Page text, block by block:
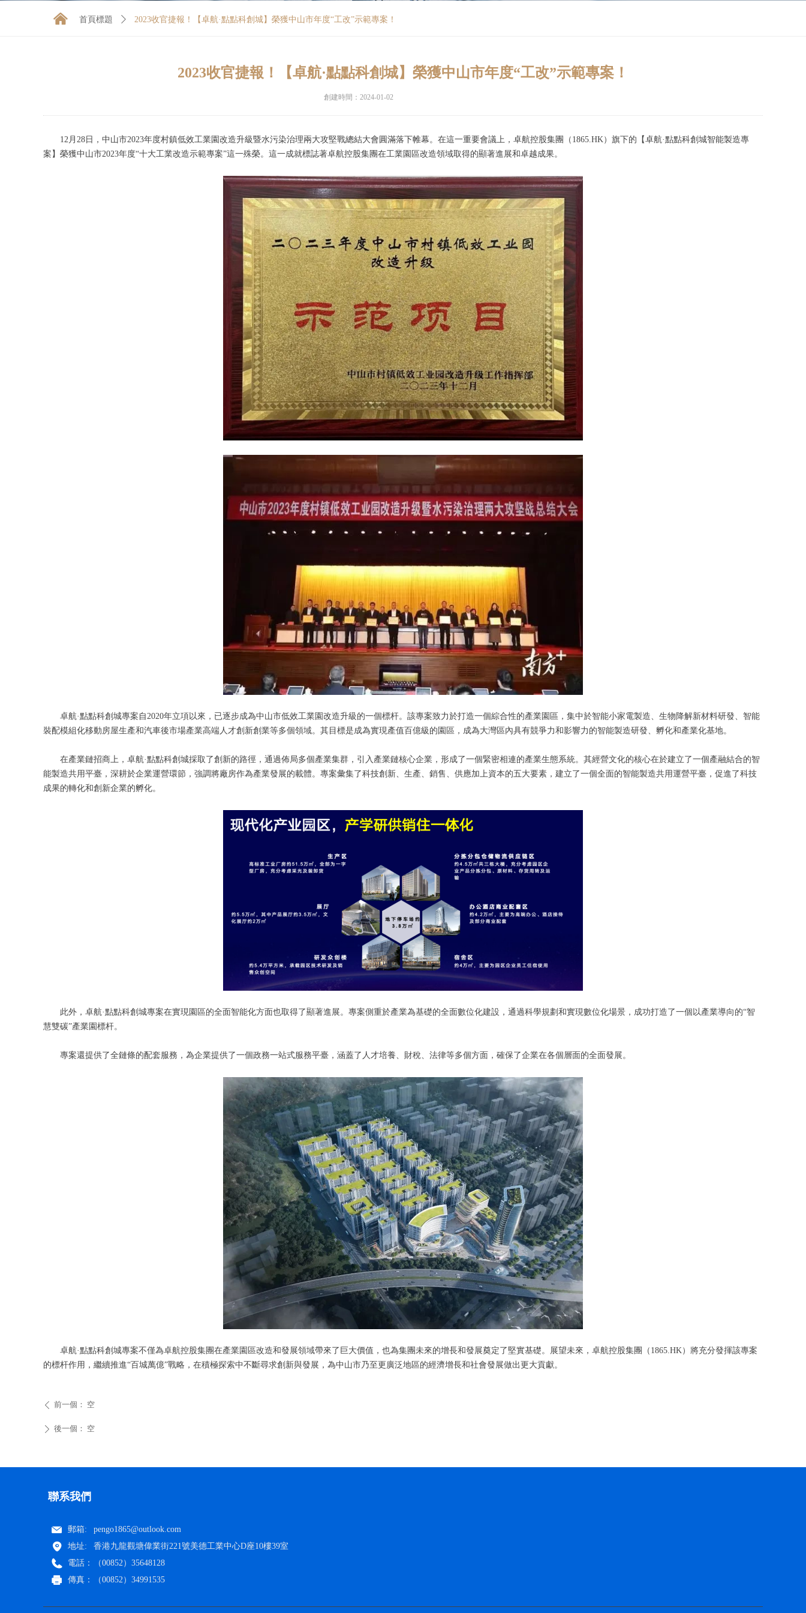
2023收官捷報！【卓航·點點科創城】榮獲中山市年度“工改”示範專案！
12月28日，中山市2023年度村鎮低效工業園改造升級暨水污染治理兩大攻堅戰總結大會圓滿落下帷幕。在這一重要會議上，卓航控股集團（1865.HK）旗下的【卓航·點點科創城智能製造專
案】榮獲中山市2023年度“十大工業改造示範專案”這一殊榮。這一成就標誌著卓航控股集團在工業園區改造領域取得的顯著進展和卓越成果。
卓航·點點科創城專案自2020年立項以來，已逐步成為中山市低效工業園改造升級的一個標杆。該專案致力於打造一個綜合性的產業園區，集中於智能小家電製造、生物降解新材料研發、智能
裝配模組化移動房屋生產和汽車後市場產業高端人才創新創業等多個領域。其目標是成為實現產值百億級的園區，成為大灣區內具有競爭力和影響力的智能製造研發、孵化和產業化基地。
在產業鏈招商上，卓航·點點科創城採取了創新的路徑，通過佈局多個產業集群，引入產業鏈核心企業，形成了一個緊密相連的產業生態系統。其經營文化的核心在於建立了一個產融結合的智
能製造共用平臺，深耕於企業運營環節，強調將廠房作為產業發展的載體。專案彙集了科技創新、生產、銷售、供應加上資本的五大要素，建立了一個全面的智能製造共用運營平臺，促進了科技
成果的轉化和創新企業的孵化。
此外，卓航·點點科創城專案在實現園區的全面智能化方面也取得了顯著進展。專案側重於產業為基礎的全面數位化建設，通過科學規劃和實現數位化場景，成功打造了一個以產業導向的“智
慧雙碳”產業園標杆。
專案還提供了全鏈條的配套服務，為企業提供了一個政務一站式服務平臺，涵蓋了人才培養、財稅、法律等多個方面，確保了企業在各個層面的全面發展。
卓航·點點科創城專案不僅為卓航控股集團在產業園區改造和發展領域帶來了巨大價值，也為集團未來的增長和發展奠定了堅實基礎。展望未來，卓航控股集團（1865.HK）將充分發揮該專案
的標杆作用，繼續推進“百城萬億”戰略，在積極探索中不斷尋求創新與發展，為中山市乃至更廣泛地區的經濟增長和社會發展做出更大貢獻。
낀 首頁標題 ꄲ 2023收官捷報！【卓航·點點科創城】榮獲中山市年度“工改”示範專案！
創建時間： 2024-01-02
ꄴ 前一個： 空
ꄲ 後一個： 空
郵箱:
pengo1865@outlook.com
地址:
香港九龍觀塘偉業街221號美德工業中心D座10樓39室
電話：
（00852）35648128
傳真：
（00852）34991535
聯系我們